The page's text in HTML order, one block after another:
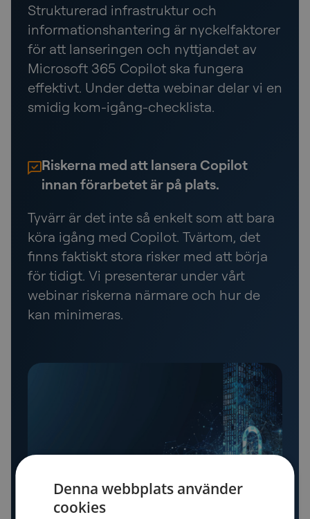
Strukturerad infrastruktur och
informationshantering är nyckelfaktorer
för att lanseringen och nyttjandet av
Microsoft 365 Copilot ska fungera
effektivt. Under detta webinar delar vi en
smidig kom-igång-checklista.
Riskerna med att lansera Copilot
innan förarbetet är på plats.
Tyvärr är det inte så enkelt som att bara
köra igång med Copilot. Tvärtom, det
finns faktiskt stora risker med att börja
för tidigt. Vi presenterar under vårt
webinar riskerna närmare och hur de
kan minimeras.
Denna webbplats använder
cookies